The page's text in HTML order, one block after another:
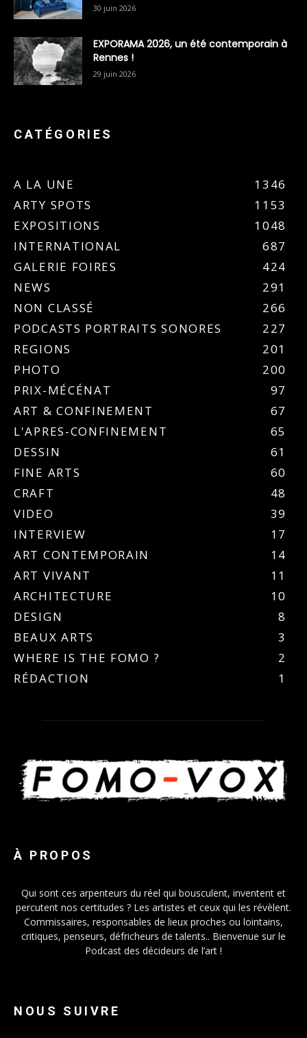
30 juin 2026
EXPORAMA 2026, un été contemporain à
Rennes !
29 juin 2026
CATÉGORIES
A LA UNE
1346
ARTY SPOTS
1153
EXPOSITIONS
1048
INTERNATIONAL
687
GALERIE FOIRES
424
NEWS
291
NON CLASSÉ
266
PODCASTS PORTRAITS SONORES
227
REGIONS
201
PHOTO
200
PRIX-MÉCÉNAT
97
ART & CONFINEMENT
67
L'APRES-CONFINEMENT
65
DESSIN
61
FINE ARTS
60
CRAFT
48
VIDEO
39
INTERVIEW
17
ART CONTEMPORAIN
14
ART VIVANT
11
ARCHITECTURE
10
DESIGN
8
BEAUX ARTS
3
WHERE IS THE FOMO ?
2
RÉDACTION
1
À PROPOS
Qui sont ces arpenteurs du réel qui bousculent, inventent et
percutent nos certitudes ? Les artistes et ceux qui les révèlent.
Commissaires, responsables de lieux proches ou lointains,
critiques, penseurs, défricheurs de talents.. Bienvenue sur le
Podcast des décideurs de l’art !
NOUS SUIVRE